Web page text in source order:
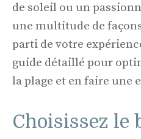
de soleil ou un
une multitude de
parti de votre
guide détaillé pour
la plage et en faire une
Choisissez le